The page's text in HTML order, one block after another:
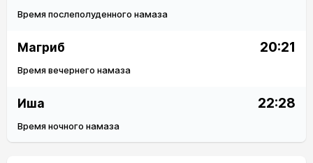
Время послеполуденного намаза
Магриб 20:21
Время вечернего намаза
Иша 22:28
Время ночного намаза